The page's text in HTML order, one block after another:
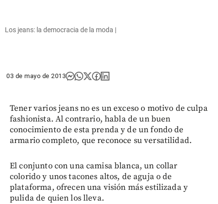
Los jeans: la democracia de la moda |
03 de mayo de 2013
Tener varios jeans no es un exceso o motivo de culpa
fashionista. Al contrario, habla de un buen
conocimiento de esta prenda y de un fondo de
armario completo, que reconoce su versatilidad.
El conjunto con una camisa blanca, un collar
colorido y unos tacones altos, de aguja o de
plataforma, ofrecen una visión más estilizada y
pulida de quien los lleva.